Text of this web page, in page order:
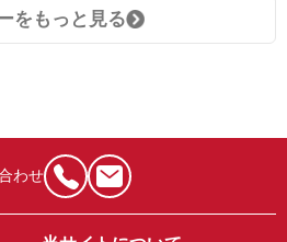
をもっと見る
わせ